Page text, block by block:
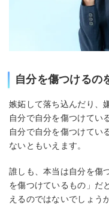
自分を傷つけるの
嫉妬して落ち込んだり、
自分で自分を傷つけてい
自分で自分を傷つけてい
ないともいえます。
誰しも、本当は自分を傷
を傷つけているもの」だ
えるのではないでしょう